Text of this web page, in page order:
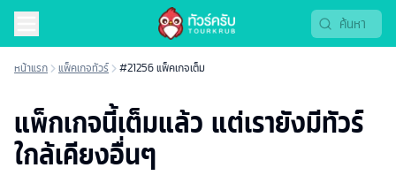
หน้าแรก แพ็คเกจทัวร์ #21256 แพ็คเกจเต็ม
แพ็กเกจนี้เต็มแล้ว แต่เรายังมีทัวร์
ใกล้เคียงอื่นๆ